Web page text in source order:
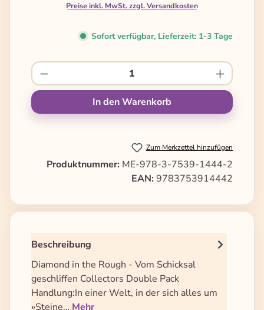
Preise inkl. MwSt. zzgl. Versandkosten
Sofort verfügbar, Lieferzeit: 1-3 Tage
Produkt Anzahl: Gib den gewünschten
In den Warenkorb
Zum Merkzettel hinzufügen
Produktnummer: ME-978-3-7539-1444-2
EAN: 9783753914442
Beschreibung
Diamond in the Rough - Vom Schicksal
geschliffen Collectors Double Pack
Handlung:In einer Welt, in der sich alles um
»Steine… Mehr